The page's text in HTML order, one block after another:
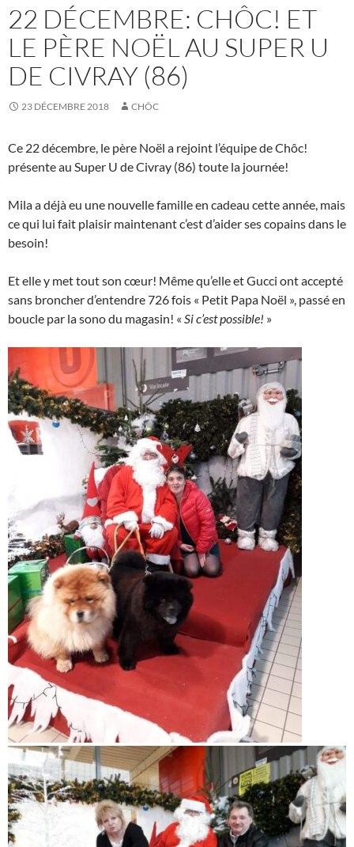
22 DÉCEMBRE: CHÔC! ET
LE PÈRE NOËL AU SUPER U
DE CIVRAY (86)
23 DÉCEMBRE 2018 CHÔC
Ce 22 décembre, le père Noël a rejoint l’équipe de Chôc!
présente au Super U de Civray (86) toute la journée!
Mila a déjà eu une nouvelle famille en cadeau cette année, mais
ce qui lui fait plaisir maintenant c’est d’aider ses copains dans le
besoin!
Et elle y met tout son cœur! Même qu’elle et Gucci ont accepté
sans broncher d’entendre 726 fois « Petit Papa Noël », passé en
boucle par la sono du magasin! « Si c’est possible! »